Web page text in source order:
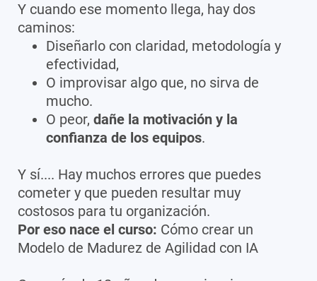
Y cuando ese momento llega, hay dos
caminos:
Diseñarlo con claridad, metodología y
efectividad,
O improvisar algo que, no sirva de
mucho.
O peor, dañe la motivación y la
confianza de los equipos.
Y sí.... Hay muchos errores que puedes
cometer y que pueden resultar muy
costosos para tu organización.
Por eso nace el curso: Cómo crear un
Modelo de Madurez de Agilidad con IA